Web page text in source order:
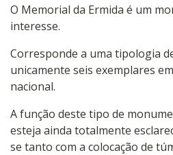
O Memorial da Ermida é um
interesse.
Corresponde a uma tipologia
unicamente seis exemplares
nacional.
A função deste tipo de
esteja ainda totalmente
se tanto com a colocação de